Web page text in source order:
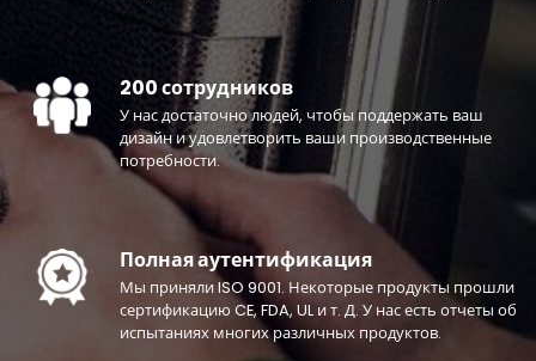
200 сотрудников
У нас достаточно людей, чтобы поддержать ваш
дизайн и удовлетворить ваши производственные
потребности.
Полная аутентификация
Мы приняли ISO 9001. Некоторые продукты прошли
сертификацию CE, FDA, UL и т. Д. У нас есть отчеты об
испытаниях многих различных продуктов.